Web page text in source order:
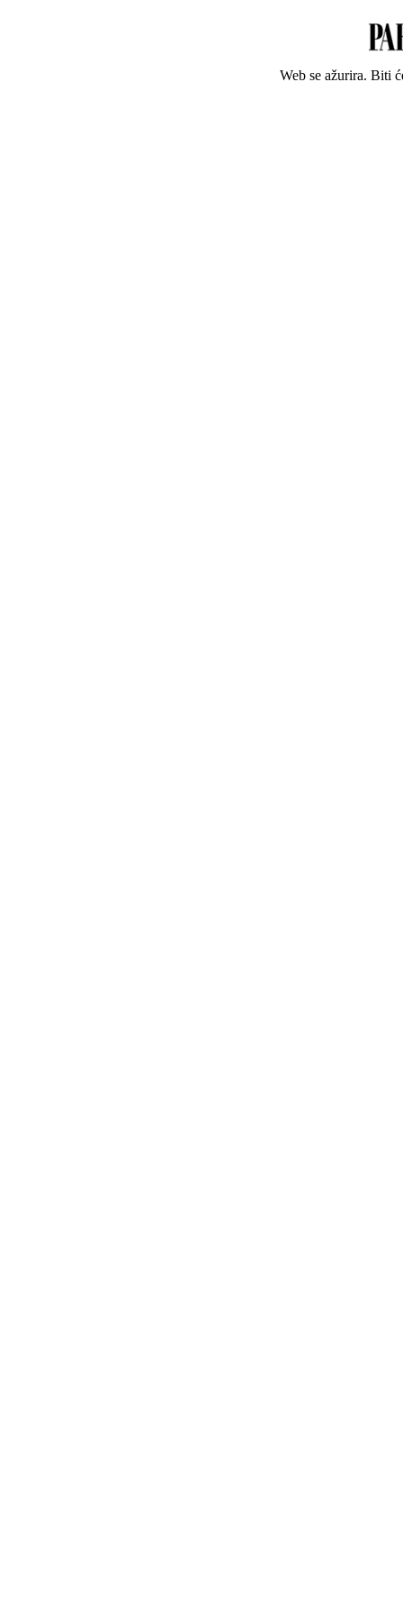
Web se ažurira. Biti